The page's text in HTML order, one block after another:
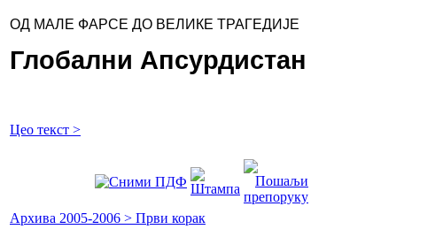
ОД МАЛЕ ФАРСЕ ДО ВЕЛИКЕ ТРАГЕДИЈЕ
Глобални Апсурдистан
Цео текст >
Архива 2005-2006 > Први корак